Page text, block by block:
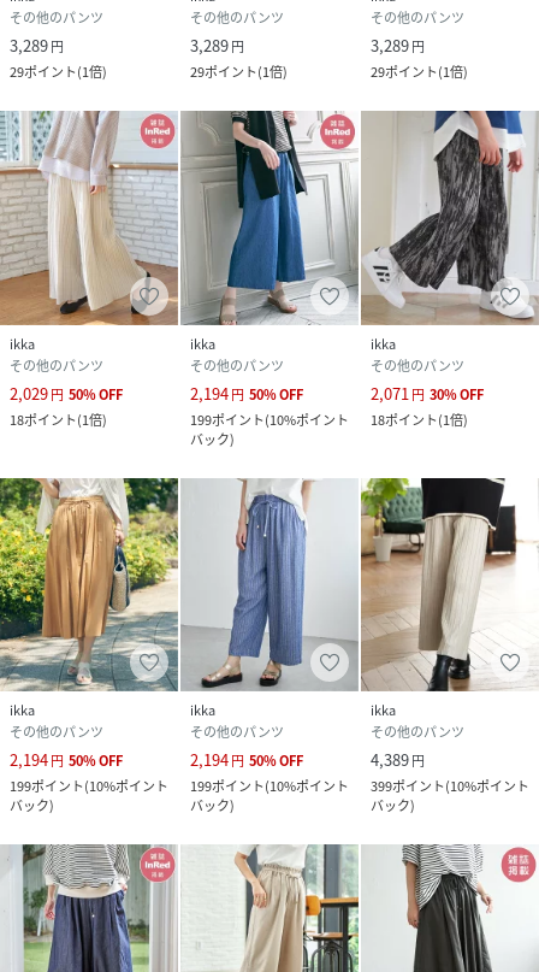
今シーズンは「値下げ」をしない安心価格です！
親子お揃い、親子おそろい、親子リンク
性別タイプ レディース
原産国 ミャンマー
素材 ポリエステル90% ポリウレタン10%
サイズ S、M、L
クリーニング 手洗い可
品番
HA3769_12550306
12550306-09-92 HA3769
その他のパンツ
3,289円
29ポイント(1倍)
その他のパンツ
3,289円
29ポイント(1倍)
その他のパンツ
3,289円
29ポイント(1倍)
ikka
その他のパンツ
2,029円 50%OFF
18ポイント(1倍)
ikka
その他のパンツ
2,194円 50%OFF
199ポイント(10%ポイント
バック)
ikka
その他のパンツ
2,071 円 30%OFF
18ポイント(1倍)
ikka
その他のパンツ
2,194円 50%OFF
199ポイント(10%ポイント
バック)
ikka
その他のパンツ
2,194円 50%OFF
199ポイント(10%ポイント
バック)
ikka
その他のパンツ
4,389円
399ポイント(10%ポイント
バック)